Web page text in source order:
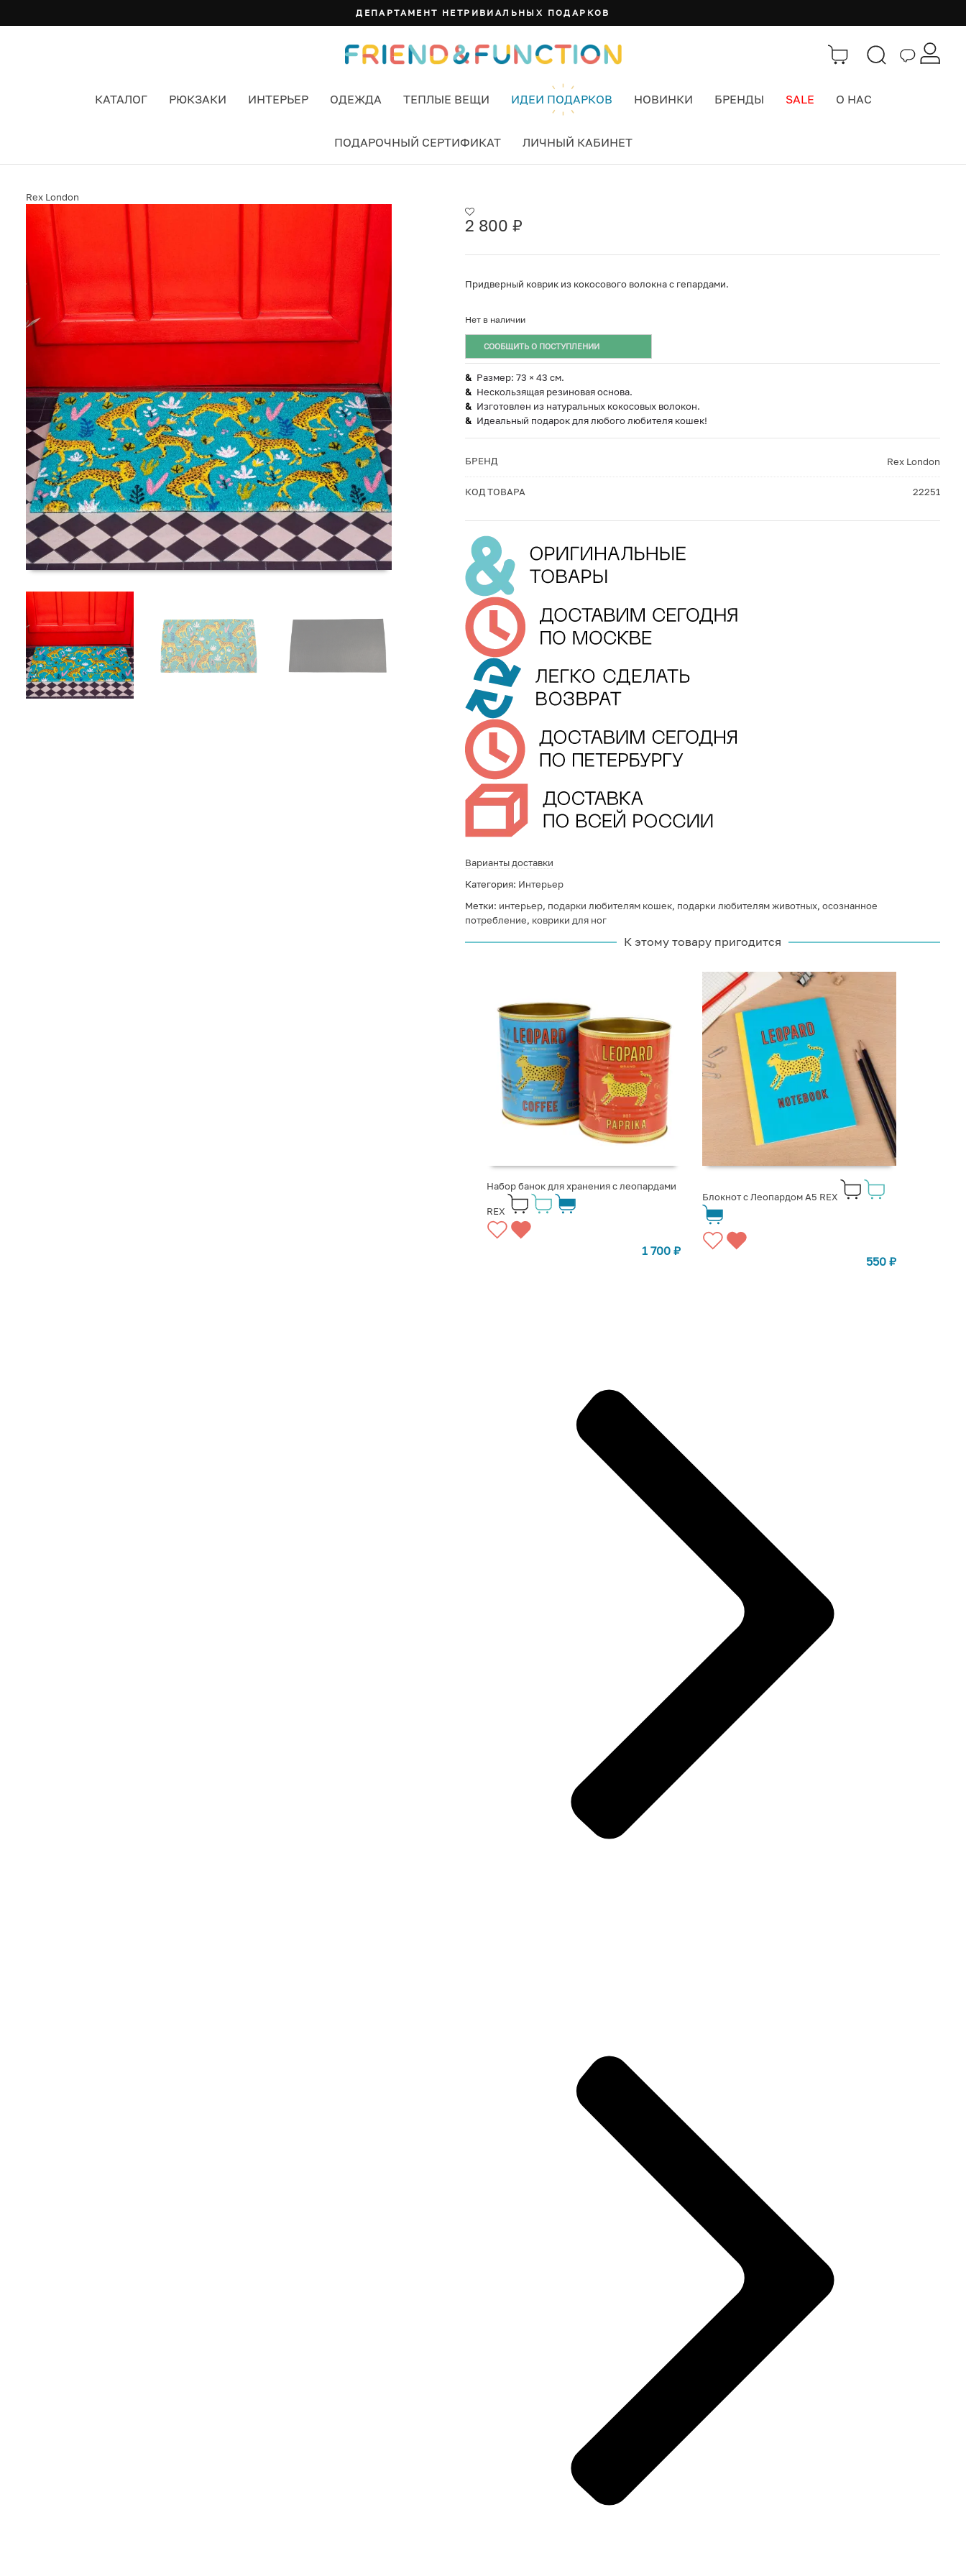
ДЕПАРТАМЕНТ НЕТРИВИАЛЬНЫХ ПОДАРКОВ
КАТАЛОГ РЮКЗАКИ ИНТЕРЬЕР ОДЕЖДА ТЕПЛЫЕ ВЕЩИ ИДЕИ ПОДАРКОВ НОВИНКИ БРЕНДЫ SALE О НАС
ПОДАРОЧНЫЙ СЕРТИФИКАТ ЛИЧНЫЙ КАБИНЕТ
Rex London
2 800 ₽
Придверный коврик из кокосового волокна с гепардами.
Нет в наличии
СООБЩИТЬ О ПОСТУПЛЕНИИ
Размер: 73 × 43 см.
Нескользящая резиновая основа.
Изготовлен из натуральных кокосовых волокон.
Идеальный подарок для любого любителя кошек!
БРЕНД Rex London
КОД ТОВАРА 22251
Варианты доставки
Категория: Интерьер
Метки: интерьер, подарки любителям кошек, подарки любителям животных, осознанное
потребление, коврики для ног
К этому товару пригодится
Набор банок для хранения с леопардами
REX
1 700 ₽
Блокнот с Леопардом A5 REX
550 ₽